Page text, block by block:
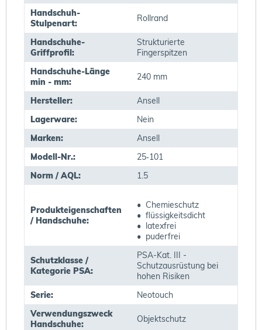
Handschuh-
Stulpenart:
Rollrand
Handschuhe-
Griffprofil:
Strukturierte
Fingerspitzen
Handschuhe-Länge
min - mm:
240 mm
Hersteller:
Ansell
Lagerware:
Nein
Marken:
Ansell
Modell-Nr.:
25‐101
Norm / AQL:
1.5
Produkteigenschaften
/ Handschuhe:
• Chemieschutz
• flüssigkeitsdicht
• latexfrei
• puderfrei
Schutzklasse /
Kategorie PSA:
PSA-Kat. III -
Schutzausrüstung bei
hohen Risiken
Serie:
Neotouch
Verwendungszweck
Handschuhe:
Objektschutz